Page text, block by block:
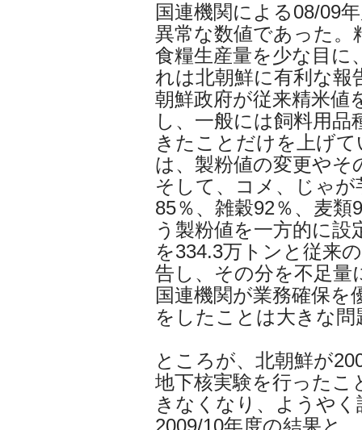
国連機関による08/09
異常な数値であった。
食糧生産量を少な目に
れは北朝鮮に有利な報
朝鮮政府が従来精米値
し、一般には飼料用
きたことだけを上げ
は、製粉値の変更や
そして、コメ、じゃ
85％、雑穀92％、麦
う製粉値を一方的に設
を334.3万トンと従来
告し、その分を不足
国連機関が業務確保を
をしたことは大きな問
ところが、北朝鮮が
地下核実験を行ったこ
きなくなり、ようや